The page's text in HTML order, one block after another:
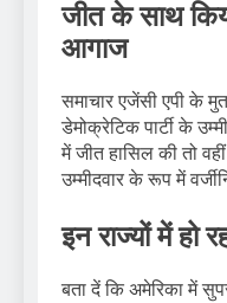
जीत के साथ
आगाज
समाचार एजेंसी एपी के
डेमोक्रेटिक पार्टी के
में जीत हासिल की तो
उम्मीदवार के रूप में
इन राज्यों में हो
बता दें कि अमेरिका में